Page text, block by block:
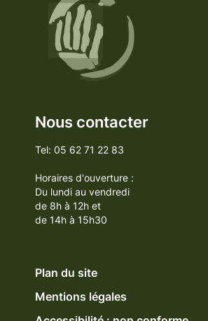
Nous contacter
Tel: 05 62 71 22 83
Horaires d'ouverture :
Du lundi au vendredi
de 8h à 12h et
de 14h à 15h30
Plan du site
Mentions légales